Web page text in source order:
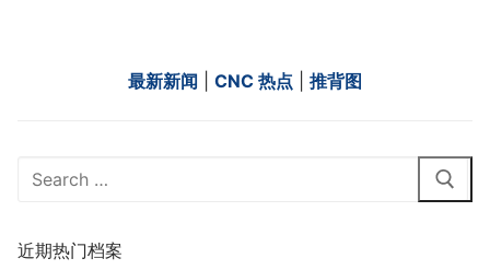
最新新闻 CNC 热点 推背图
Search
近期热门档案